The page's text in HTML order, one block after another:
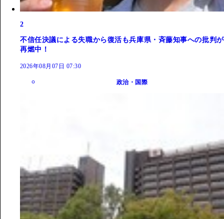
2
不信任決議による失職から復活も兵庫県・斉藤知事への批判が
再燃中！
2026年08月07日 07:30
政治・国際